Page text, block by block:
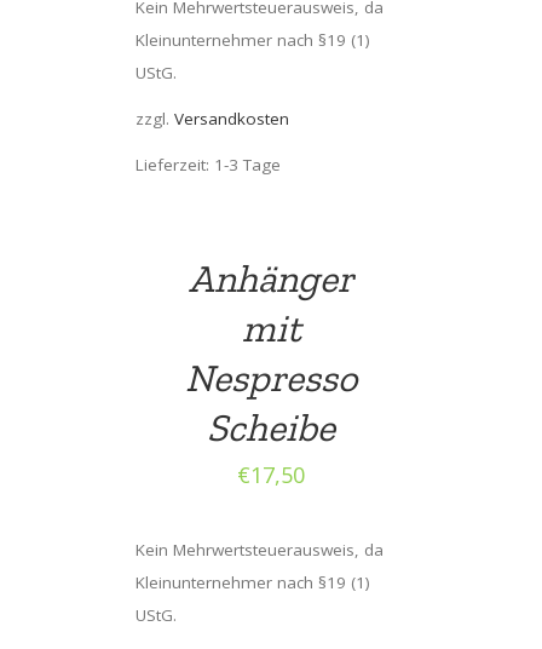
Kein Mehrwertsteuerausweis, da
Kleinunternehmer nach §19 (1)
UStG.
zzgl. Versandkosten
Lieferzeit: 1-3 Tage
Anhänger
mit
Nespresso
Scheibe
€17,50
Kein Mehrwertsteuerausweis, da
Kleinunternehmer nach §19 (1)
UStG.